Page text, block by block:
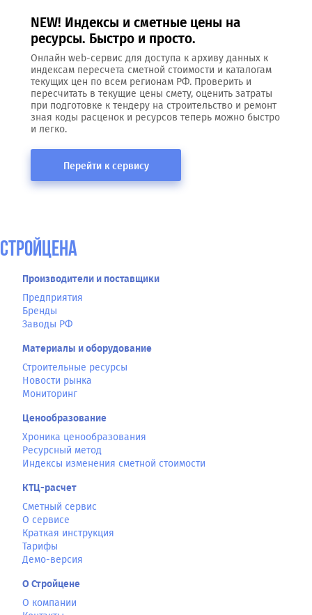
NEW! Индексы и сметные цены на
ресурсы. Быстро и просто.
Онлайн web-сервис для доступа к архиву данных к
индексам пересчета сметной стоимости и каталогам
текущих цен по всем регионам РФ. Проверить и
пересчитать в текущие цены смету, оценить затраты
при подготовке к тендеру на строительство и ремонт
зная коды расценок и ресурсов теперь можно быстро
и легко.
Перейти к сервису
СтройЦена
Производители и поставщики
Предприятия
Бренды
Заводы РФ
Материалы и оборудование
Строительные ресурсы
Новости рынка
Мониторинг
Ценообразование
Хроника ценообразования
Ресурсный метод
Индексы изменения сметной стоимости
КТЦ-расчет
Сметный сервис
О сервисе
Краткая инструкция
Тарифы
Демо-версия
О Стройцене
О компании